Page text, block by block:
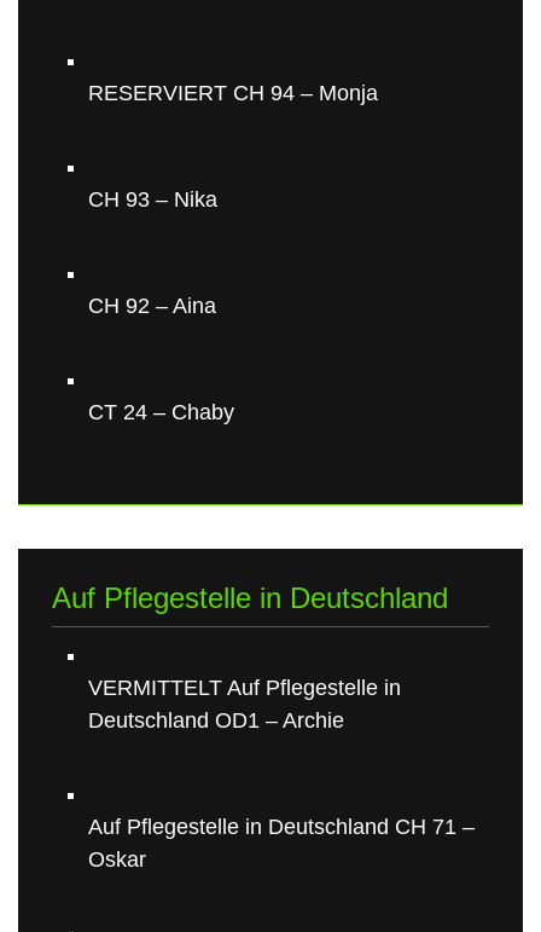
RESERVIERT CH 94 – Monja
CH 93 – Nika
CH 92 – Aina
CT 24 – Chaby
Auf Pflegestelle in Deutschland
VERMITTELT Auf Pflegestelle in
Deutschland OD1 – Archie
Auf Pflegestelle in Deutschland CH 71 –
Oskar